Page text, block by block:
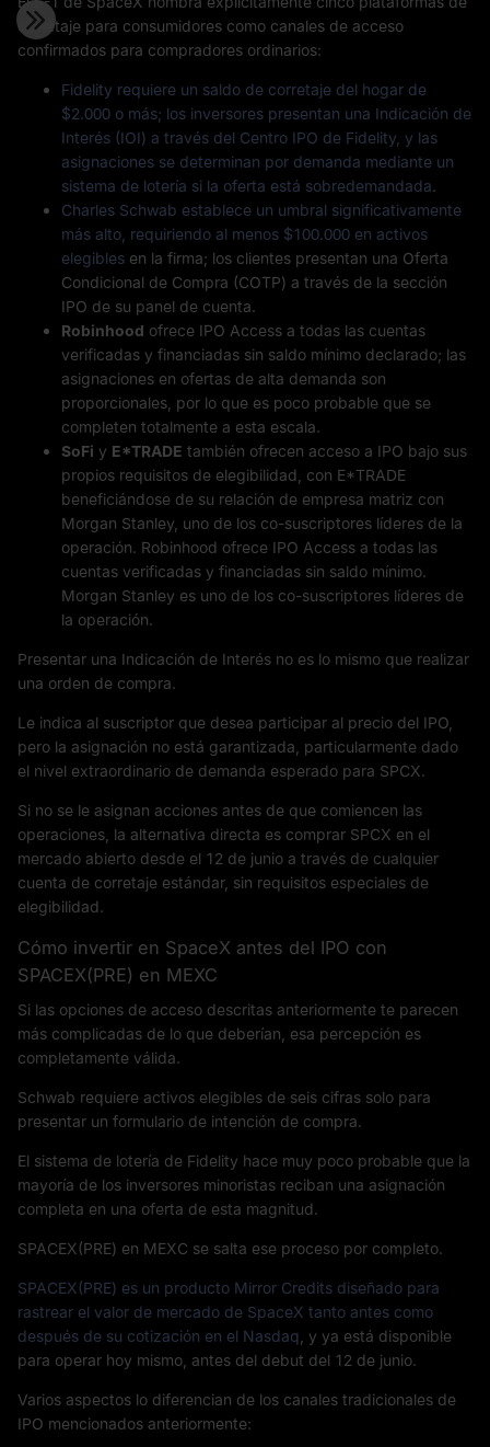
corretaje para consumidores como canales de acceso
confirmados para compradores ordinarios:
Fidelity requiere un saldo de corretaje del hogar de
$2.000 o más; los inversores presentan una Indicación de
Interés (IOI) a través del Centro IPO de Fidelity, y las
asignaciones se determinan por demanda mediante un
sistema de lotería si la oferta está sobredemandada.
Charles Schwab establece un umbral significativamente
más alto, requiriendo al menos $100.000 en activos
elegibles en la firma; los clientes presentan una Oferta
Condicional de Compra (COTP) a través de la sección
IPO de su panel de cuenta.
Robinhood ofrece IPO Access a todas las cuentas
verificadas y financiadas sin saldo mínimo declarado; las
asignaciones en ofertas de alta demanda son
proporcionales, por lo que es poco probable que se
completen totalmente a esta escala.
SoFi y E*TRADE también ofrecen acceso a IPO bajo sus
propios requisitos de elegibilidad, con E*TRADE
beneficiándose de su relación de empresa matriz con
Morgan Stanley, uno de los co-suscriptores líderes de la
operación. Robinhood ofrece IPO Access a todas las
cuentas verificadas y financiadas sin saldo mínimo.
Morgan Stanley es uno de los co-suscriptores líderes de
la operación.
Presentar una Indicación de Interés no es lo mismo que realizar
una orden de compra.
Le indica al suscriptor que desea participar al precio del IPO,
pero la asignación no está garantizada, particularmente dado
el nivel extraordinario de demanda esperado para SPCX.
Si no se le asignan acciones antes de que comiencen las
operaciones, la alternativa directa es comprar SPCX en el
mercado abierto desde el 12 de junio a través de cualquier
cuenta de corretaje estándar, sin requisitos especiales de
elegibilidad.
Cómo invertir en SpaceX antes del IPO con
SPACEX(PRE) en MEXC
Si las opciones de acceso descritas anteriormente te parecen
más complicadas de lo que deberían, esa percepción es
completamente válida.
Schwab requiere activos elegibles de seis cifras solo para
presentar un formulario de intención de compra.
El sistema de lotería de Fidelity hace muy poco probable que la
mayoría de los inversores minoristas reciban una asignación
completa en una oferta de esta magnitud.
SPACEX(PRE) en MEXC se salta ese proceso por completo.
SPACEX(PRE) es un producto Mirror Credits diseñado para
rastrear el valor de mercado de SpaceX tanto antes como
después de su cotización en el Nasdaq , y ya está disponible
para operar hoy mismo, antes del debut del 12 de junio.
Varios aspectos lo diferencian de los canales tradicionales de
IPO mencionados anteriormente: